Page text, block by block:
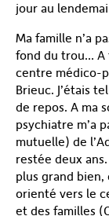
jour au
Ma famille n’a
fond du trou… A
centre médico-
Brieuc. J’étais
de repos. A ma
psychiatre m’a
mutuelle) de
restée deux
plus grand bien,
orienté vers le
et des familles